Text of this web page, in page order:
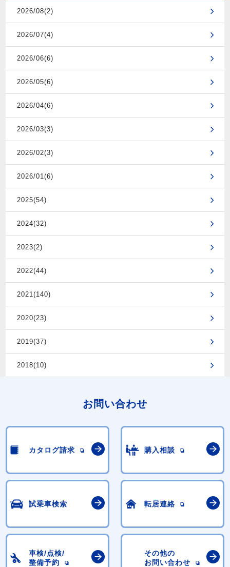
2026/08(2)
2026/07(4)
2026/06(6)
2026/05(6)
2026/04(6)
2026/03(3)
2026/02(3)
2026/01(6)
2025(54)
2024(32)
2023(2)
2022(44)
2021(140)
2020(23)
2019(37)
2018(10)
お問い合わせ
カタログ請求 購入相談
試乗車検索 転居連絡
車検/点検/
整備予約
その他の
お問い合わせ